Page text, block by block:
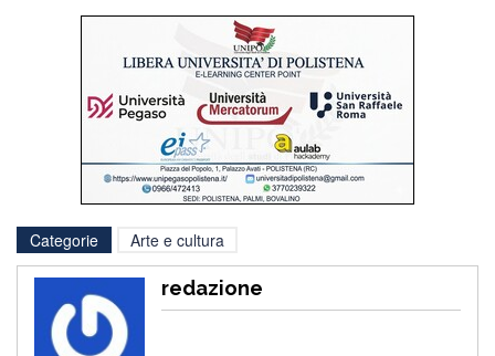
Categorie Arte e cultura
redazione